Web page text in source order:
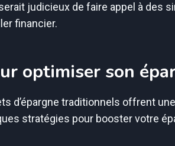
judicieux de faire appel à des
financier.
optimiser son
d’épargne traditionnels offrent
stratégies pour booster votre